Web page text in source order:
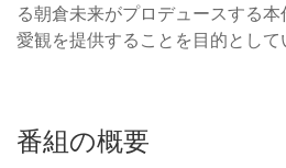
る朝倉未来がプロデュースする
愛観を提供することを目的として
番組の概要